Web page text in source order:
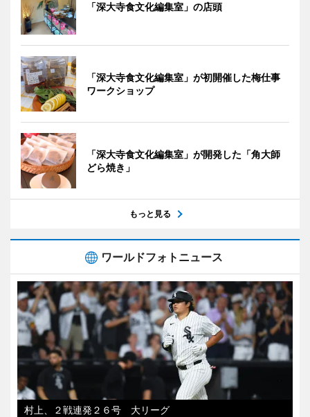
「深大寺食文化編集室」の店頭
「深大寺食文化編集室」が初開催した梅仕事
ワークショップ
「深大寺食文化編集室」が開発した「角大師
どら焼き」
もっと見る
ワールドフォトニュース
村上、２戦連発２６号 大リーグ